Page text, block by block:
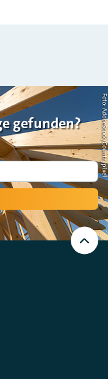
gefunden? Foto: AdobeStock/Countrypixel
Nach
oben
Scrollen